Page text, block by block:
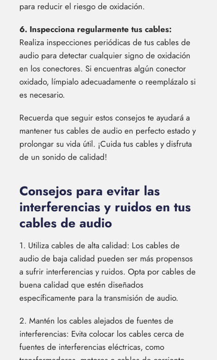
para reducir el riesgo de oxidación.
6. Inspecciona regularmente tus cables:
Realiza inspecciones periódicas de tus cables de
audio para detectar cualquier signo de oxidación
en los conectores. Si encuentras algún conector
oxidado, límpialo adecuadamente o reemplázalo si
es necesario.
Recuerda que seguir estos consejos te ayudará a
mantener tus cables de audio en perfecto estado y
prolongar su vida útil. ¡Cuida tus cables y disfruta
de un sonido de calidad!
Consejos para evitar las
interferencias y ruidos en tus
cables de audio
1. Utiliza cables de alta calidad: Los cables de
audio de baja calidad pueden ser más propensos
a sufrir interferencias y ruidos. Opta por cables de
buena calidad que estén diseñados
específicamente para la transmisión de audio.
2. Mantén los cables alejados de fuentes de
interferencias: Evita colocar los cables cerca de
fuentes de interferencias eléctricas, como